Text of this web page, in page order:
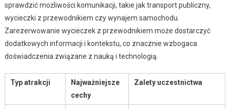
sprawdzić możliwości komunikacji, takie jak transport publiczny,
wycieczki z przewodnikiem czy wynajem samochodu.
Zarezerwowanie wycieczek z przewodnikiem może dostarczyć
dodatkowych informacji i kontekstu, co znacznie wzbogaca
doświadczenia związane z nauką i technologią.
Typ atrakcji
Najważniejsze
cechy
Zalety uczestnictwa